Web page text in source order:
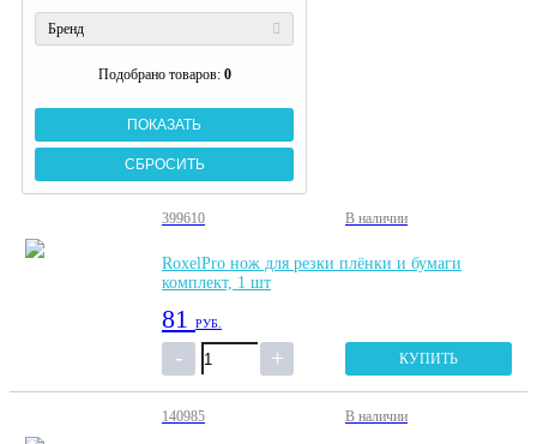
Бренд
Подобрано товаров: 0
399610 В наличии
RoxelPro нож для резки плёнки и бумаги
комплект, 1 шт
81 РУБ.
КУПИТЬ
140985 В наличии